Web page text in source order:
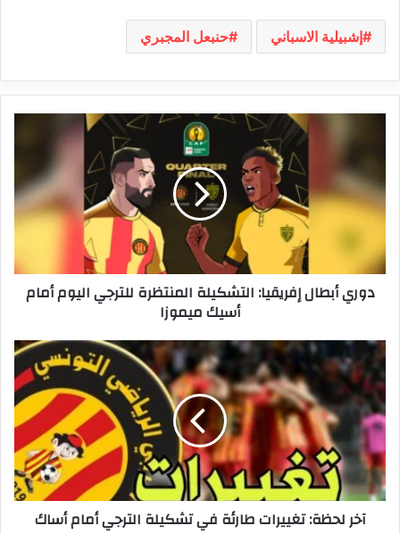
إشبيلية الاسباني حنبعل المجبري
التشكيلة
المنتظرة
للترجي
أمام
أسيك
ميموزا
دوري أبطال إفريقيا: التشكيلة المنتظرة للترجي اليوم أمام
أسيك ميموزا
آخر
لحظة:
تغييرات
طارئة
في
الترجي
أمام
أساك
آخر لحظة: تغييرات طارئة في تشكيلة الترجي أمام أساك